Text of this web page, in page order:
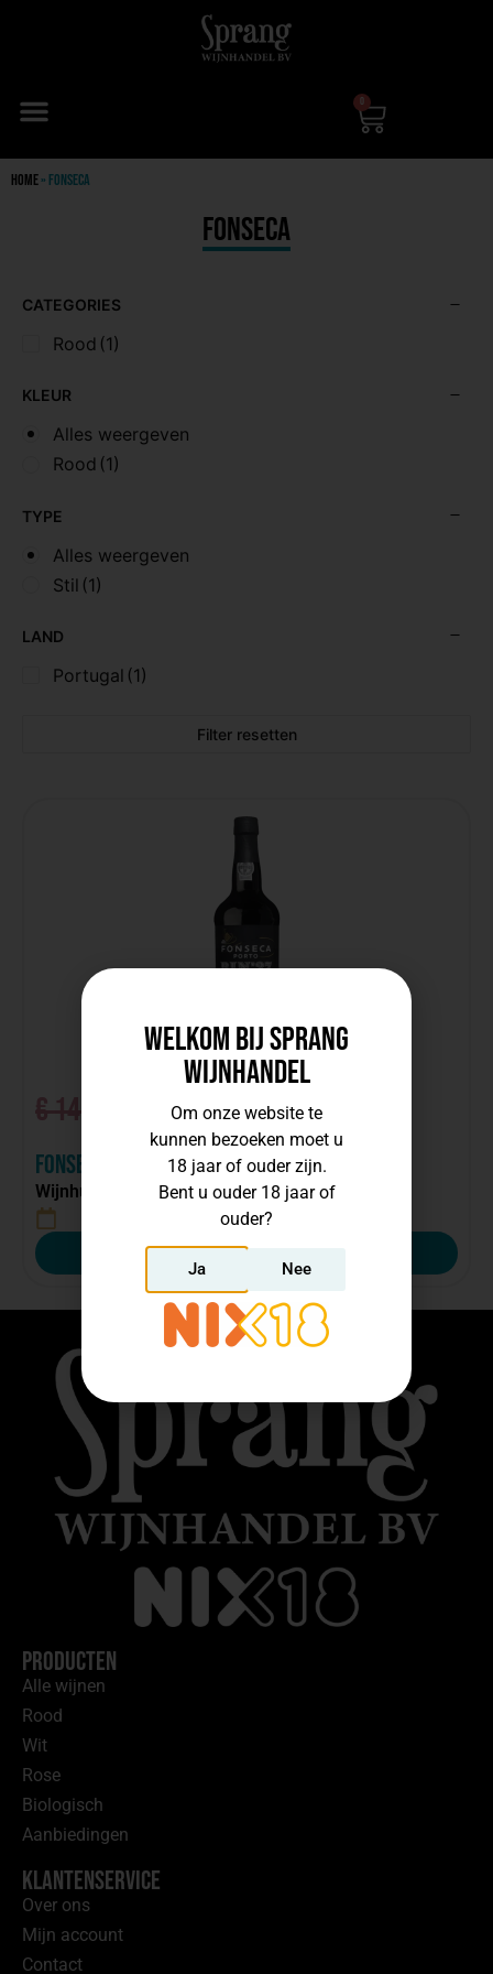
0
Home» Fonseca
Fonseca
CATEGORIES
Rood (1)
KLEUR
Alles weergeven
Rood (1)
TYPE
Alles weergeven
Stil (1)
LAND
Portugal (1)
Filter resetten
€14,52 7,26
incl. btw, per fles
Fonseca Porto Bin27
Wijnhuis:
Fonseca
Bestellen
Producten
Alle wijnen
Rood
Wit
Rose
Biologisch
Aanbiedingen
Klantenservice
Over ons
Mijn account
Contact
Welkom bij Sprang
Wijnhandel
Om onze website te
kunnen bezoeken moet u
18 jaar of ouder zijn.
Bent u ouder 18 jaar of
ouder?
Ja Nee